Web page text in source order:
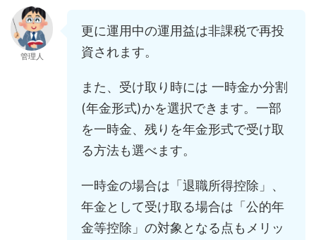
管理人
更に運用中の運用益は非課税で再投
資されます。
また、受け取り時には 一時金か分割
(年金形式)かを選択できます。一部
を一時金、残りを年金形式で受け取
る方法も選べます。
一時金の場合は「退職所得控除」、
年金として受け取る場合は「公的年
金等控除」の対象となる点もメリッ